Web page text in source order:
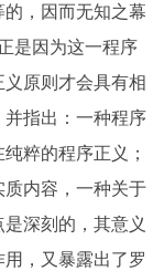
，因而无知之幕
是因为这一程序
原则才会具有相
指出：一种程序
粹的程序正义；
内容，一种关于
深刻的，其意义
，又暴露出了罗